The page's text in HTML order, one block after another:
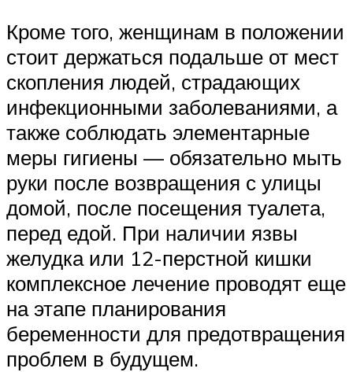
Кроме того, женщинам в положении
стоит держаться подальше от мест
скопления людей, страдающих
инфекционными заболеваниями, а
также соблюдать элементарные
меры гигиены — обязательно мыть
руки после возвращения с улицы
домой, после посещения туалета,
перед едой. При наличии язвы
желудка или 12-перстной кишки
комплексное лечение проводят еще
на этапе планирования
беременности для предотвращения
проблем в будущем.